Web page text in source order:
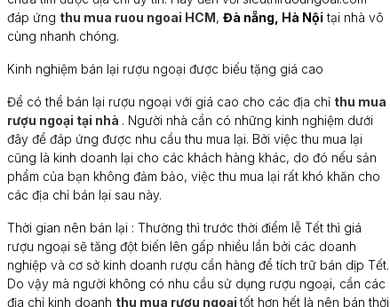
đáp ứng thu mua ruou ngoai HCM, Đà nẵng, Hà Nội tại nhà vô
cùng nhanh chóng.
Kinh nghiệm bán lại rượu ngoại được biếu tặng giá cao
Để có thể bán lại rượu ngoại với giá cao cho các địa chỉ thu mua
rượu ngoại tại nhà . Người nhà cần có những kinh nghiệm dưới
đây để đáp ứng được nhu cầu thu mua lại. Bởi việc thu mua lại
cũng là kinh doanh lại cho các khách hàng khác, do đó nếu sản
phẩm của bạn không đảm bảo, việc thu mua lại rất khó khăn cho
các địa chỉ bán lại sau này.
Thời gian nên bán lại : Thường thì trước thời điểm lễ Tết thì giá
rượu ngoại sẽ tăng đột biến lên gấp nhiều lần bởi các doanh
nghiệp và cơ sở kinh doanh rượu cần hàng để tích trữ bán dịp Tết.
Do vậy mà người không có nhu cầu sử dụng rượu ngoại, cần các
địa chỉ kinh doanh thu mua rượu ngoạitốt hơn hết là nên bán thời